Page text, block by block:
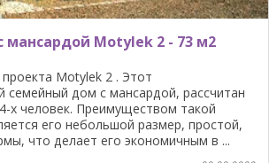
мансардой Motylek 2 - 73 м2
проекта Motylek 2 . Этот
семейный дом с мансардой, рассчитан
х человек. Преимуществом такой
его небольшой размер, простой,
что делает его экономичным в ...